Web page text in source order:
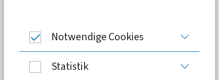
Notwendige Cookies
Statistik